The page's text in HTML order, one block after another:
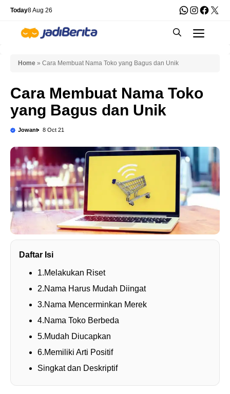
Skip
content
Today8 Aug 26 WhatsApp
X
Home » Cara Membuat Nama Toko yang Bagus dan Unik
Cara Membuat Nama Toko
yang Bagus dan Unik
Jowant 8 Oct 21
Daftar Isi
1.Melakukan Riset
2.Nama Harus Mudah Diingat
3.Nama Mencerminkan Merek
4.Nama Toko Berbeda
5.Mudah Diucapkan
6.Memiliki Arti Positif
Singkat dan Deskriptif